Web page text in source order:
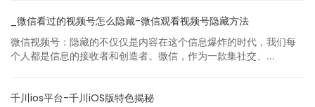
_微信看过的视频号怎么隐藏-微信观看视频号隐藏方法
微信视频号：隐藏的不仅仅是内容在这个信息爆炸的时代，我们每
个人都是信息的接收者和创造者。微信，作为一款集社交、...
千川ios平台-千川iOS版特色揭秘